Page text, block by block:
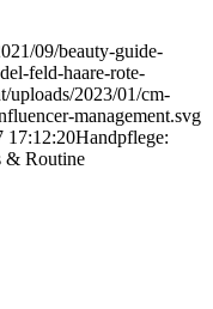
09/beauty-guide-
feld-haare-rote-
uploads/2023/01/cm-
management.svg
17:12:20Handpflege:
& Routine